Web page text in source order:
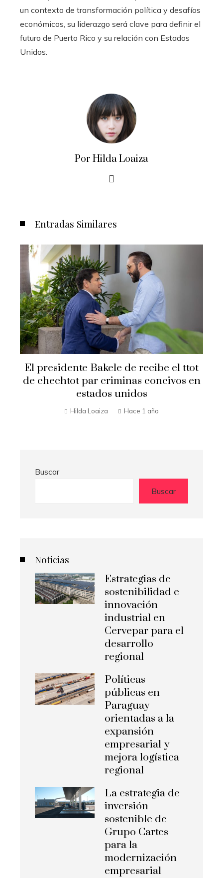
un contexto de transformación política y desafíos
económicos, su liderazgo será clave para definir el
futuro de Puerto Rico y su relación con Estados
Unidos.
Por Hilda Loaiza
Entradas Similares
Secretario de Estado Marco Rubio
visita El Salvador
Hilda Loaiza Hace 1 año
Buscar
Buscar
Noticias
Estrategias de
sostenibilidad e
innovación
industrial en
Cervepar para el
desarrollo
regional
Políticas
públicas en
Paraguay
orientadas a la
expansión
empresarial y
mejora logística
regional
La estrategia de
inversión
sostenible de
Grupo Cartes
para la
modernización
empresarial